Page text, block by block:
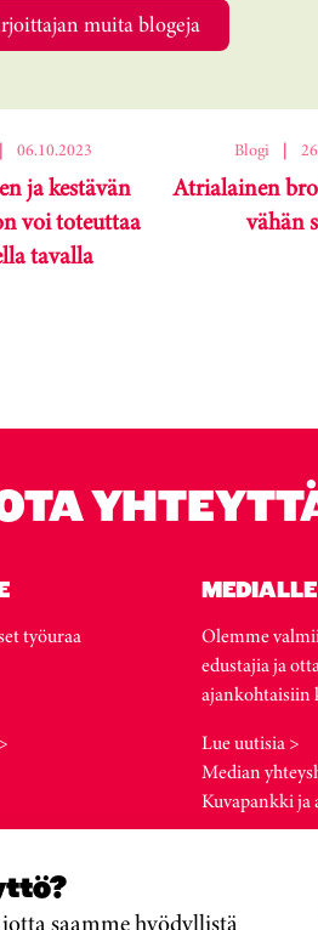
muita blogeja
| 06.10.2023
ja kestävän
voi toteuttaa
tavalla
Blogi |
Atrialainen
vähän
työuraa
MEDIALLE
Olemme
edustajia ja
ajankohtaisiin
Lue uutisia >
Median
Kuvapankki ja